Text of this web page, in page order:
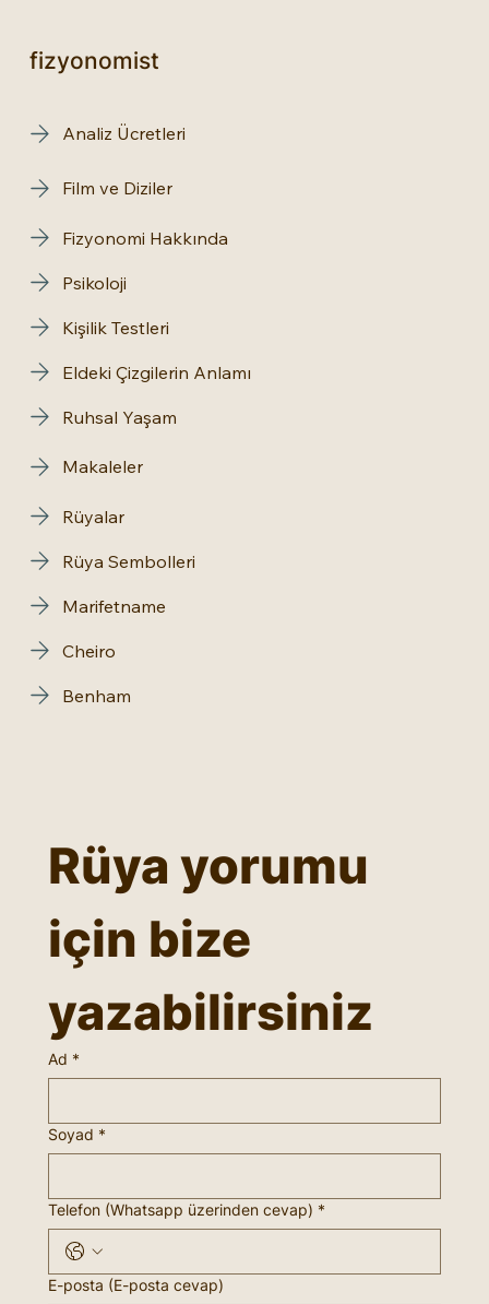
fizyonomist
Analiz Ücretleri
Film ve Diziler
Makaleler
Fizyonomi Hakkında
Psikoloji
Kişilik Testleri
Eldeki Çizgilerin Anlamı
Ruhsal Yaşam
Rüyalar
Rüya Sembolleri
Marifetname
Cheiro
Benham
Rüya yorumu
için bize
yazabilirsiniz
Ad *
Soyad *
Telefon (Whatsapp üzerinden cevap) *
E-posta (E-posta cevap)